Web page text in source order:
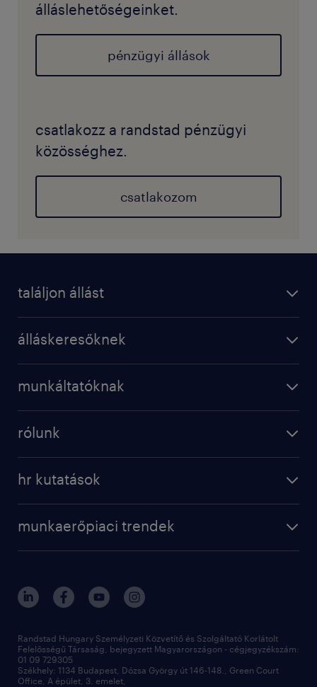
álláslehetőségeinket.
pénzügyi állások
csatlakozz a randstad pénzügyi
közösséghez.
csatlakozom
találjon állást
álláskeresőknek
munkáltatóknak
rólunk
hr kutatások
munkaerőpiaci trendek
Randstad Hungary Személyzeti Közvetítő és Szolgáltató Korlátolt
Felelősségű Társaság, bejegyzett Magyarországon - cégjegyzékszám:
01 09 729305
Székhely: 1134 Budapest, Dózsa György út 146-148., Green Court
Office, A épület, 3. emelet,